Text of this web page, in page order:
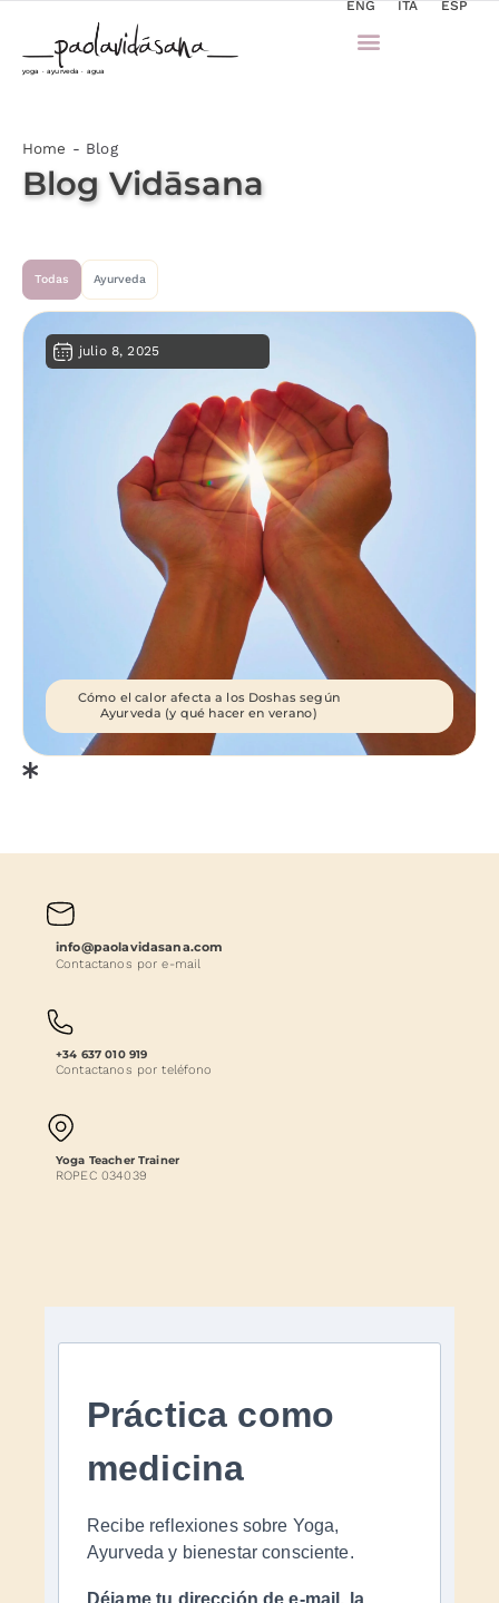
yoga · ayurveda · agua
ENG ITA ESP
Blog Vidāsana
Home - Blog
Ayurveda
Todas
julio 8, 2025
Cómo el calor afecta a los Doshas según
Ayurveda (y qué hacer en verano)
info@paolavidasana.com
Contactanos por e-mail
+34 637 010 919
Contactanos por teléfono
Yoga Teacher Trainer
ROPEC 034039
Práctica como
medicina
Recibe reflexiones sobre Yoga,
Ayurveda y bienestar consciente.
Déjame tu dirección de e-mail, la